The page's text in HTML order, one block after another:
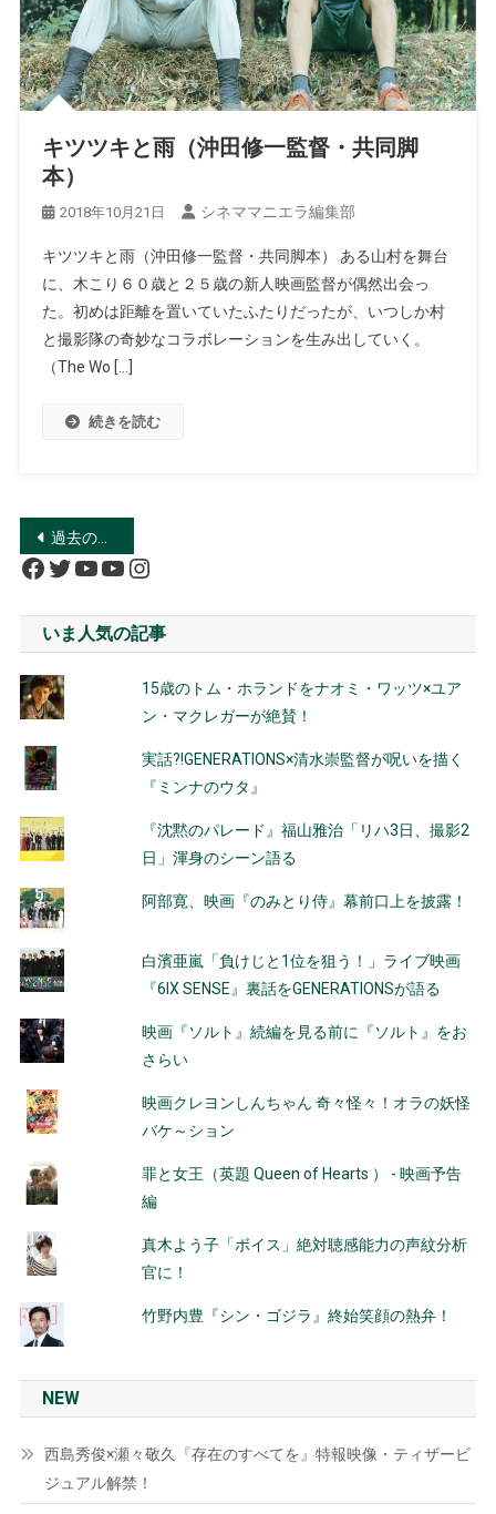
キツツキと雨（沖田修一監督・共同脚
本）
2018年10月21日 シネママニエラ編集部
キツツキと雨（沖田修一監督・共同脚本） ある山村を舞台
に、木こり６０歳と２５歳の新人映画監督が偶然出会っ
た。初めは距離を置いていたふたりだったが、いつしか村
と撮影隊の奇妙なコラボレーションを生み出していく。
（The Wo […]
続きを読む
投
稿
ナ
ビ
ゲ
ー
シ
ョ
ン
過去の投稿
Facebook
Twitter
YouTube
YouTube
Instagram
いま人気の記事
15歳のトム・ホランドをナオミ・ワッツ×ユア
ン・マクレガーが絶賛！
実話?!GENERATIONS×清水崇監督が呪いを描く
『ミンナのウタ』
『沈黙のパレード』福山雅治「リハ3日、撮影2
日」渾身のシーン語る
阿部寛、映画『のみとり侍』幕前口上を披露！
白濱亜嵐「負けじと1位を狙う！」ライブ映画
『6IX SENSE』裏話をGENERATIONSが語る
映画『ソルト』続編を見る前に『ソルト』をお
さらい
映画クレヨンしんちゃん 奇々怪々！オラの妖怪
バケ～ション
罪と女王（英題 Queen of Hearts ） - 映画予告
編
真木よう子「ボイス」絶対聴感能力の声紋分析
官に！
竹野内豊『シン・ゴジラ』終始笑顔の熱弁！
NEW
西島秀俊×瀬々敬久『存在のすべてを』特報映像・ティザービ
ジュアル解禁！